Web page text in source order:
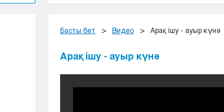
Басты бет Видео Арақ ішу - ауыр күнә
Арақ ішу - ауыр күнә